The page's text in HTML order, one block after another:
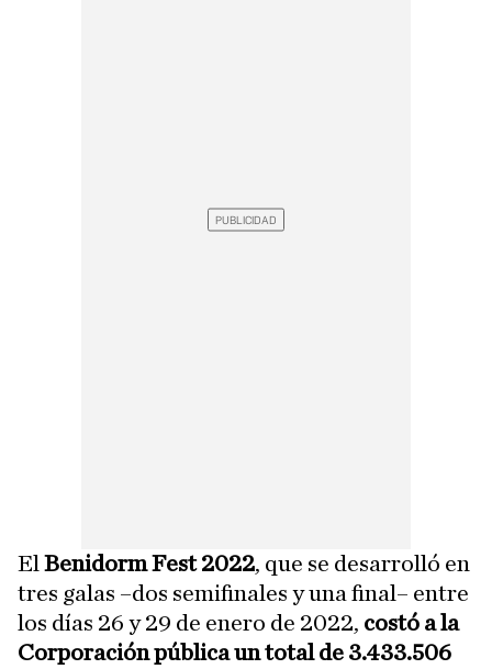
El Benidorm Fest 2022, que se desarrolló en
tres galas –dos semifinales y una final– entre
los días 26 y 29 de enero de 2022, costó a la
Corporación pública un total de 3.433.506